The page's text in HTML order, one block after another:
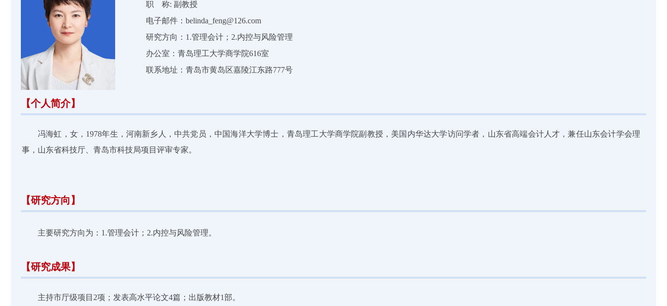
职 称: 副教授
电子邮件：belinda_feng@126.com
研究方向：1.管理会计；2.内控与风险管理
办公室：青岛理工大学商学院616室
联系地址：青岛市黄岛区嘉陵江东路777号
【个人简介】
冯海虹，女，1978年生，河南新乡人，中共党员，中国海洋大学博士，青岛理工大学商学院副教授，美国内华达大学访问学者，山东省高端会计人才，兼任山东会计学会理
事，山东省科技厅、青岛市科技局项目评审专家。
【研究方向】
主要研究方向为：1.管理会计；2.内控与风险管理。
【研究成果】
主持市厅级项目2项；发表高水平论文4篇；出版教材1部。